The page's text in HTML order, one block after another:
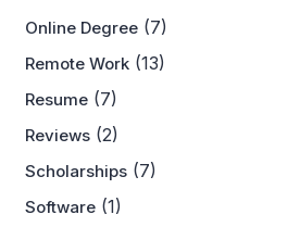
Online Degree (7)
Remote Work (13)
Resume (7)
Reviews (2)
Scholarships (7)
Software (1)